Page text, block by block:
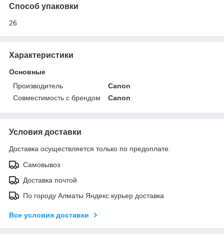
Способ упаковки
26
Характеристики
Основные
Производитель
Canon
Совместимость с брендом
Canon
Условия доставки
Доставка осуществляется только по предоплате.
Самовывоз
Доставка почтой
По городу Алматы Яндекс курьер доставка
Все условия доставки